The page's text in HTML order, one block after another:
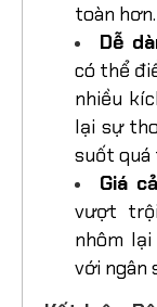
giúp
toàn hơn.
Dễ
có thể
nhiều
lại sự
suốt quá
Giá
vượt
nhôm